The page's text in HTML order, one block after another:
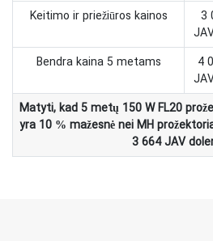
Keitimo ir priežiūros kainos
3
Bendra kaina 5 metams
4
Matyti, kad 5 metų 150 W FL20
yra 10 % mažesnė nei MH
3 664 JAV